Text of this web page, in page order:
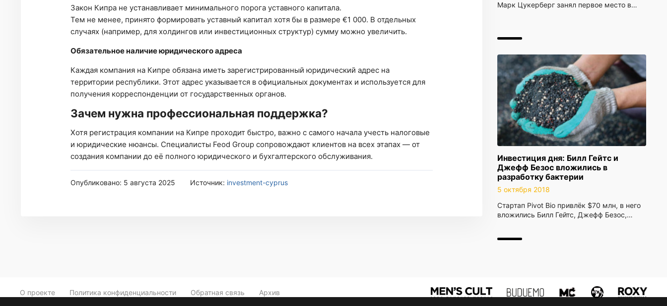
Марк Цукерберг занял первое место в…
Инвестиция дня: Билл Гейтс и
Джефф Безос вложились в
разработку бактерии
5 октября 2018
Стартап Pivot Bio привлёк $70 млн, в него
вложились Билл Гейтс, Джефф Безос,…
Закон Кипра не устанавливает минимального порога уставного капитала.
Тем не менее, принято формировать уставный капитал хотя бы в размере €1 000. В отдельных
случаях (например, для холдингов или инвестиционных структур) сумму можно увеличить.
Обязательное наличие юридического адреса
Каждая компания на Кипре обязана иметь зарегистрированный юридический адрес на
территории республики. Этот адрес указывается в официальных документах и используется для
получения корреспонденции от государственных органов.
Зачем нужна профессиональная поддержка?
Хотя регистрация компании на Кипре проходит быстро, важно с самого начала учесть налоговые
и юридические нюансы. Специалисты Feod Group сопровождают клиентов на всех этапах — от
создания компании до её полного юридического и бухгалтерского обслуживания.
Опубликовано: 5 августа 2025 Источник: investment-cyprus
О проекте Политика конфиденциальности Обратная связь Архив